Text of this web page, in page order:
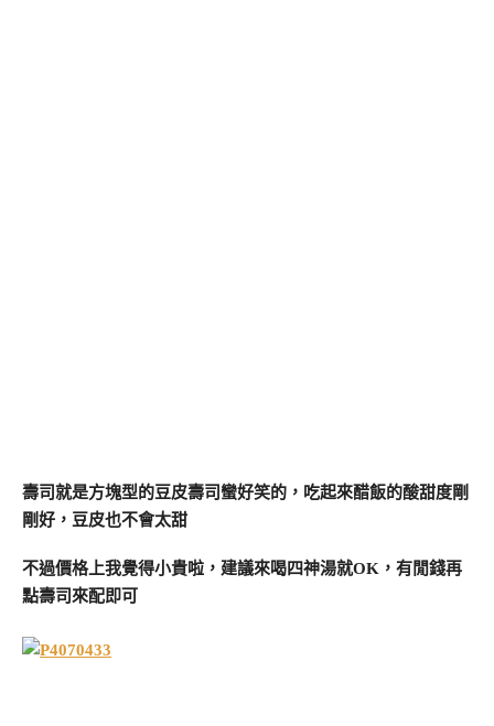
壽司就是方塊型的豆皮壽司蠻好笑的，吃起來醋飯的酸甜度剛
剛好，豆皮也不會太甜
不過價格上我覺得小貴啦，建議來喝四神湯就OK，有閒錢再
點壽司來配即可